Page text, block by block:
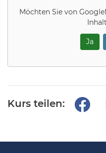
Möchten Sie von
Ja
Kurs teilen: